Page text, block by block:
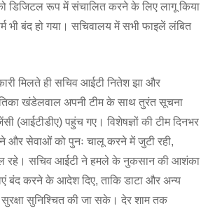
डिजिटल रूप में संचालित करने के लिए लागू किया
भी बंद हो गया। सचिवालय में सभी फाइलें लंबित
मिलते ही सचिव आईटी नितेश झा और
खंडेलवाल अपनी टीम के साथ तुरंत सूचना
(आईटीडीए) पहुंच गए। विशेषज्ञों की टीम दिनभर
और सेवाओं को पुनः चालू करने में जुटी रही,
रहे। सचिव आईटी ने हमले के नुकसान की आशंका
बंद करने के आदेश दिए, ताकि डाटा और अन्य
सुनिश्चित की जा सके। देर शाम तक